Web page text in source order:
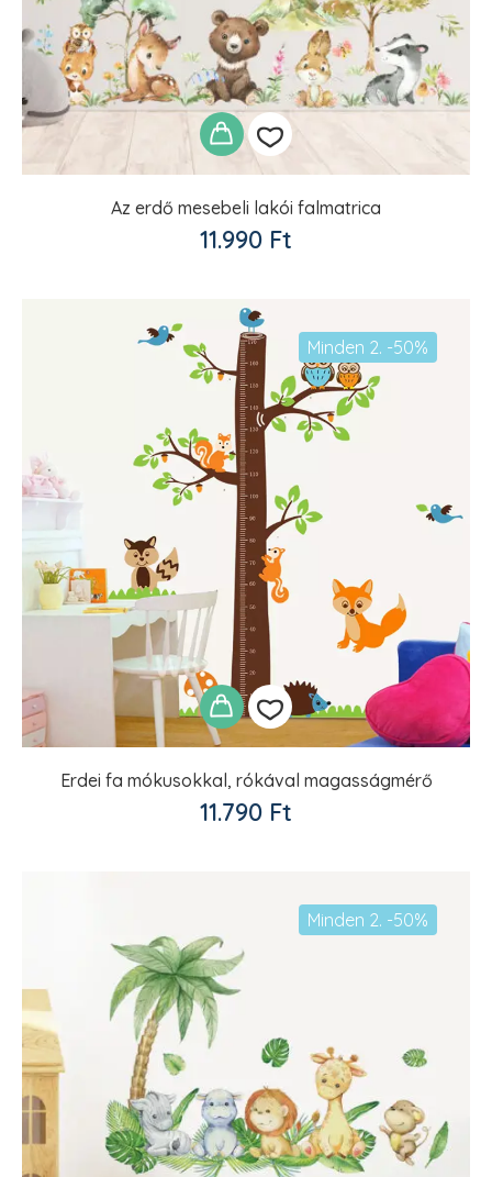
Az erdő mesebeli lakói falmatrica
11.990 Ft
Kedvencekhez
Erdei fa mókusokkal, rókával magasságmérő
11.790 Ft
Minden 2. -50%
Kedvencekhez
Minden 2. -50%